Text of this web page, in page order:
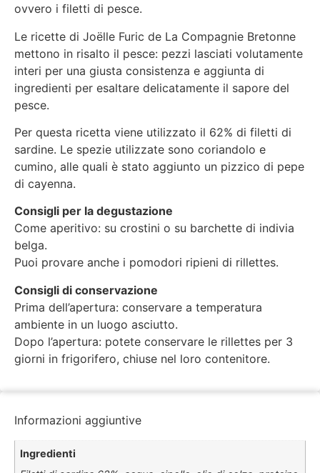
ovvero i filetti di pesce.
Le ricette di Joëlle Furic de La Compagnie Bretonne
mettono in risalto il pesce: pezzi lasciati volutamente
interi per una giusta consistenza e aggiunta di
ingredienti per esaltare delicatamente il sapore del
pesce.
Per questa ricetta viene utilizzato il 62% di filetti di
sardine. Le spezie utilizzate sono coriandolo e
cumino, alle quali è stato aggiunto un pizzico di pepe
di cayenna.
Consigli per la degustazione
Come aperitivo: su crostini o su barchette di indivia
belga.
Puoi provare anche i pomodori ripieni di rillettes.
Consigli di conservazione
Prima dell’apertura: conservare a temperatura
ambiente in un luogo asciutto.
Dopo l’apertura: potete conservare le rillettes per 3
giorni in frigorifero, chiuse nel loro contenitore.
Informazioni aggiuntive
Ingredienti